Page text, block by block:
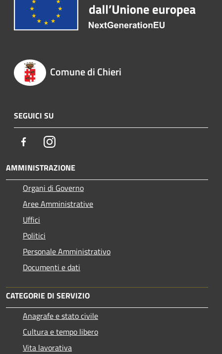
Comune di Chieri
SEGUICI SU
FacebookInstagram
AMMINISTRAZIONE
Organi di Governo
Aree Amministrative
Uffici
Politici
Personale Amministrativo
Documenti e dati
CATEGORIE DI SERVIZIO
Anagrafe e stato civile
Cultura e tempo libero
Vita lavorativa